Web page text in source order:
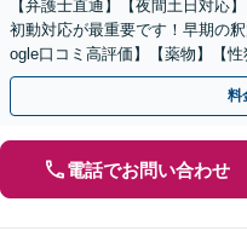
【弁護士直通】【夜間土日対応
初動対応が最重要です！早期の
ogle口コミ高評価】【薬物】【
示談、釈放、不起訴、全力で弁
料
電話でお問い合わせ